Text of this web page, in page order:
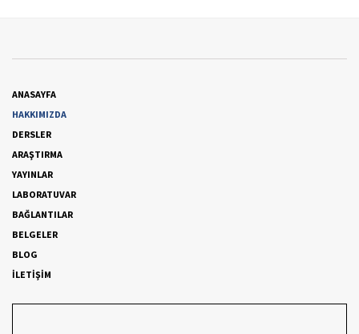
ANASAYFA
HAKKIMIZDA
DERSLER
ARAŞTIRMA
YAYINLAR
LABORATUVAR
BAĞLANTILAR
BELGELER
BLOG
İLETİŞİM